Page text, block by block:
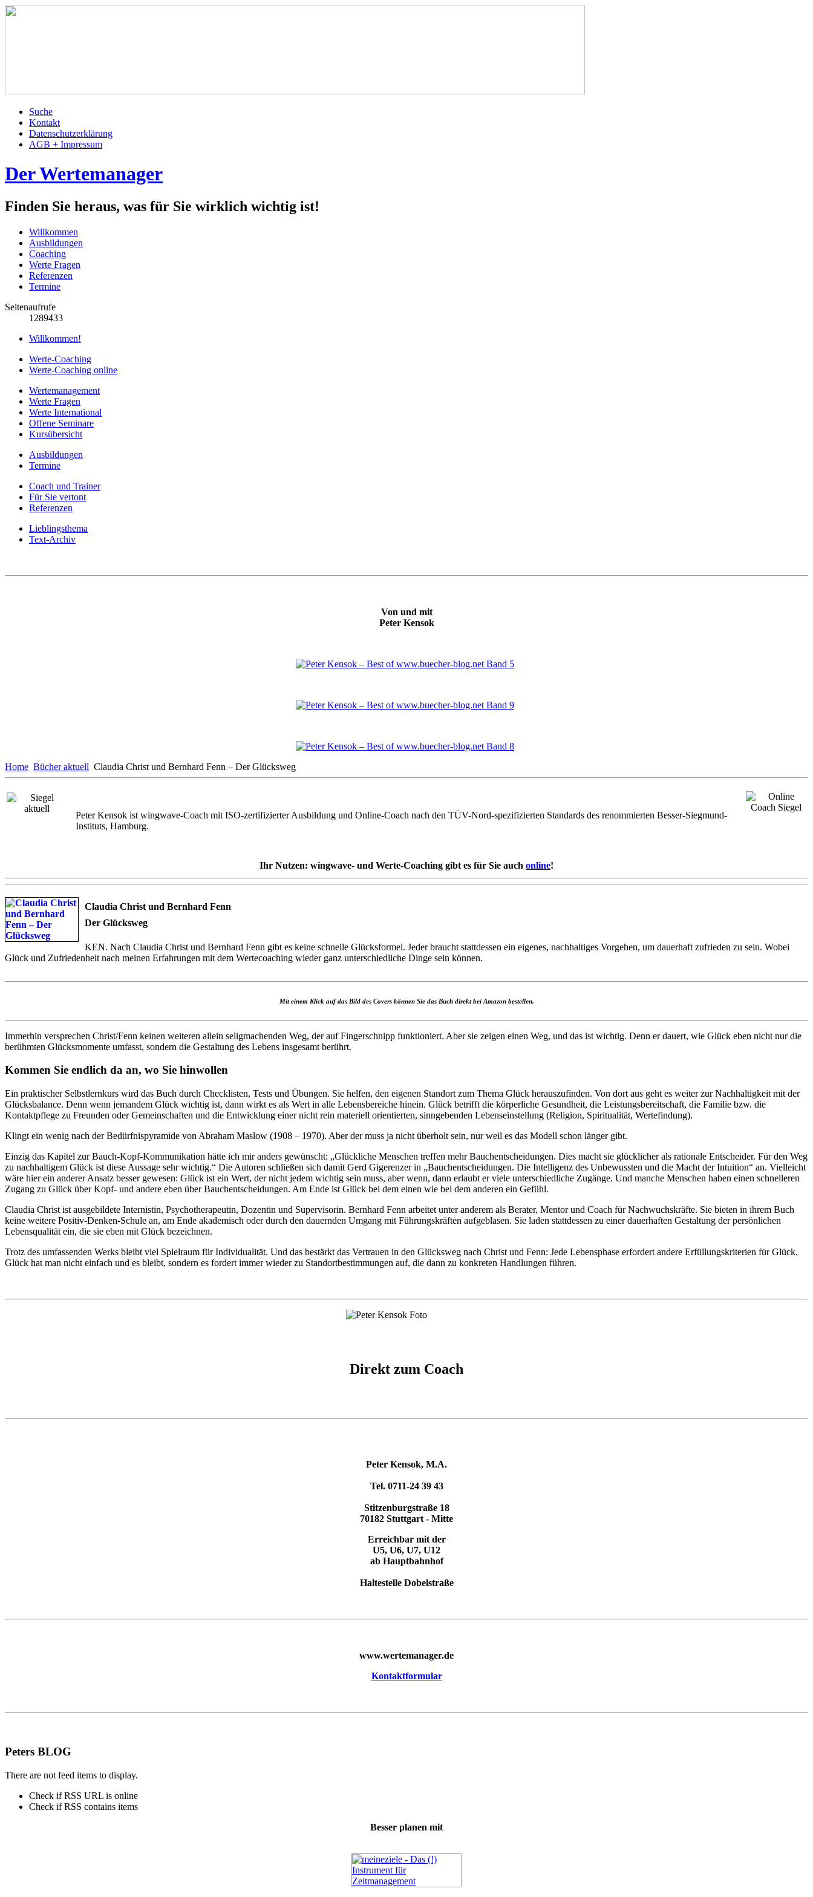
Suche
Kontakt
Datenschutzerklärung
AGB + Impressum
Der Wertemanager
Finden Sie heraus, was für Sie wirklich wichtig ist!
Willkommen
Ausbildungen
Coaching
Werte Fragen
Referenzen
Termine
Seitenaufrufe
1289433
Willkommen!
Werte-Coaching
Werte-Coaching online
Wertemanagement
Werte Fragen
Werte International
Offene Seminare
Kursübersicht
Ausbildungen
Termine
Coach und Trainer
Für Sie vertont
Referenzen
Lieblingsthema
Text-Archiv
Von und mit
Peter Kensok
Home Bücher aktuell Claudia Christ und Bernhard Fenn – Der Glücksweg
Peter Kensok ist wingwave-Coach mit ISO-zertifizierter Ausbildung und Online-Coach nach den TÜV-Nord-spezifizierten Standards des renommierten Besser-Siegmund-
Instituts, Hamburg.
Ihr Nutzen: wingwave- und Werte-Coaching gibt es für Sie auch online!
Claudia Christ und Bernhard Fenn
Der Glücksweg
KEN. Nach Claudia Christ und Bernhard Fenn gibt es keine schnelle Glücksformel. Jeder braucht stattdessen ein eigenes, nachhaltiges Vorgehen, um dauerhaft zufrieden zu sein. Wobei
Glück und Zufriedenheit nach meinen Erfahrungen mit dem Wertecoaching wieder ganz unterschiedliche Dinge sein können.
Mit einem Klick auf das Bild des Covers können Sie das Buch direkt bei Amazon bestellen.
Immerhin versprechen Christ/Fenn keinen weiteren allein seligmachenden Weg, der auf Fingerschnipp funktioniert. Aber sie zeigen einen Weg, und das ist wichtig. Denn er dauert, wie Glück eben nicht nur die
berühmten Glücksmomente umfasst, sondern die Gestaltung des Lebens insgesamt berührt.
Kommen Sie endlich da an, wo Sie hinwollen
Ein praktischer Selbstlernkurs wird das Buch durch Checklisten, Tests und Übungen. Sie helfen, den eigenen Standort zum Thema Glück herauszufinden. Von dort aus geht es weiter zur Nachhaltigkeit mit der
Glücksbalance. Denn wenn jemandem Glück wichtig ist, dann wirkt es als Wert in alle Lebensbereiche hinein. Glück betrifft die körperliche Gesundheit, die Leistungsbereitschaft, die Familie bzw. die
Kontaktpflege zu Freunden oder Gemeinschaften und die Entwicklung einer nicht rein materiell orientierten, sinngebenden Lebenseinstellung (Religion, Spiritualität, Wertefindung).
Klingt ein wenig nach der Bedürfnispyramide von Abraham Maslow (1908 – 1970). Aber der muss ja nicht überholt sein, nur weil es das Modell schon länger gibt.
Einzig das Kapitel zur Bauch-Kopf-Kommunikation hätte ich mir anders gewünscht: „Glückliche Menschen treffen mehr Bauchentscheidungen. Dies macht sie glücklicher als rationale Entscheider. Für den Weg
zu nachhaltigem Glück ist diese Aussage sehr wichtig.“ Die Autoren schließen sich damit Gerd Gigerenzer in „Bauchentscheidungen. Die Intelligenz des Unbewussten und die Macht der Intuition“ an. Vielleicht
wäre hier ein anderer Ansatz besser gewesen: Glück ist ein Wert, der nicht jedem wichtig sein muss, aber wenn, dann erlaubt er viele unterschiedliche Zugänge. Und manche Menschen haben einen schnelleren
Zugang zu Glück über Kopf- und andere eben über Bauchentscheidungen. Am Ende ist Glück bei dem einen wie bei dem anderen ein Gefühl.
Claudia Christ ist ausgebildete Internistin, Psychotherapeutin, Dozentin und Supervisorin. Bernhard Fenn arbeitet unter anderem als Berater, Mentor und Coach für Nachwuchskräfte. Sie bieten in ihrem Buch
keine weitere Positiv-Denken-Schule an, am Ende akademisch oder durch den dauernden Umgang mit Führungskräften aufgeblasen. Sie laden stattdessen zu einer dauerhaften Gestaltung der persönlichen
Lebensqualität ein, die sie eben mit Glück bezeichnen.
Trotz des umfassenden Werks bleibt viel Spielraum für Individualität. Und das bestärkt das Vertrauen in den Glücksweg nach Christ und Fenn: Jede Lebensphase erfordert andere Erfüllungskriterien für Glück.
Glück hat man nicht einfach und es bleibt, sondern es fordert immer wieder zu Standortbestimmungen auf, die dann zu konkreten Handlungen führen.
Direkt zum Coach
Peter Kensok, M.A.
Tel. 0711-24 39 43
Stitzenburgstraße 18
70182 Stuttgart - Mitte
Erreichbar mit der
U5, U6, U7, U12
ab Hauptbahnhof
Haltestelle Dobelstraße
www.wertemanager.de
Kontaktformular
Peters BLOG
There are not feed items to display.
Check if RSS URL is online
Check if RSS contains items
Besser planen mit